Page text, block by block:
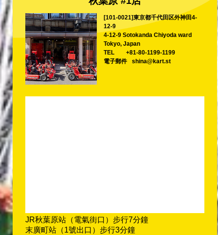
[101-0021]東京都千代田区外神田4-
12-9
4-12-9 Sotokanda Chiyoda ward
Tokyo, Japan
TEL
+81-80-1199-1199
電子郵件
shina@kart.st
JR秋葉原站（電氣街口）步行7分鐘
末廣町站（1號出口）步行3分鐘